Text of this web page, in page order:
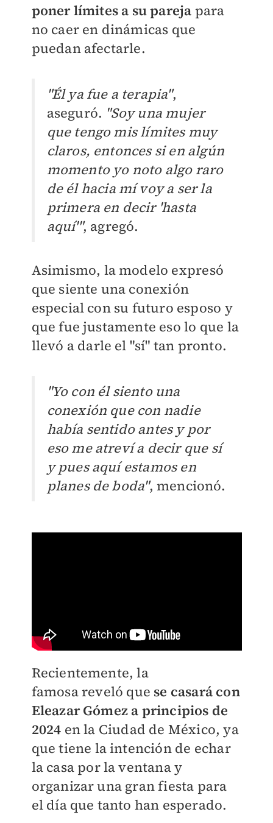
poner límites a su pareja para
no caer en dinámicas que
puedan afectarle.
"Él ya fue a terapia",
aseguró. "Soy una mujer
que tengo mis límites muy
claros, entonces si en algún
momento yo noto algo raro
de él hacia mí voy a ser la
primera en decir 'hasta
aquí'", agregó.
Asimismo, la modelo expresó
que siente una conexión
especial con su futuro esposo y
que fue justamente eso lo que la
llevó a darle el "sí" tan pronto.
"Yo con él siento una
conexión que con nadie
había sentido antes y por
eso me atreví a decir que sí
y pues aquí estamos en
planes de boda", mencionó.
Recientemente, la
famosareveló que se casará con
Eleazar Gómez a principios de
2024 en la Ciudad de México, ya
que tiene la intención de echar
la casa por la ventana y
organizar una gran fiesta para
el día que tanto han esperado.